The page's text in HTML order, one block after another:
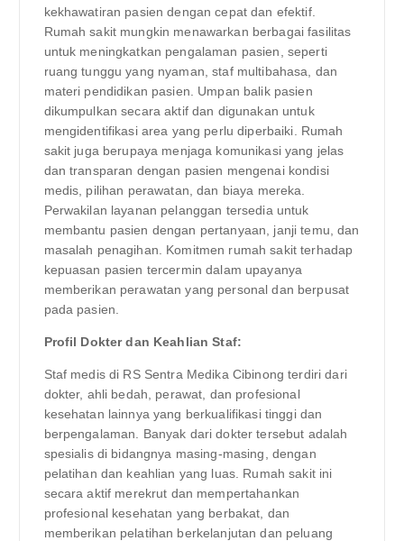
kekhawatiran pasien dengan cepat dan efektif.
Rumah sakit mungkin menawarkan berbagai fasilitas
untuk meningkatkan pengalaman pasien, seperti
ruang tunggu yang nyaman, staf multibahasa, dan
materi pendidikan pasien. Umpan balik pasien
dikumpulkan secara aktif dan digunakan untuk
mengidentifikasi area yang perlu diperbaiki. Rumah
sakit juga berupaya menjaga komunikasi yang jelas
dan transparan dengan pasien mengenai kondisi
medis, pilihan perawatan, dan biaya mereka.
Perwakilan layanan pelanggan tersedia untuk
membantu pasien dengan pertanyaan, janji temu, dan
masalah penagihan. Komitmen rumah sakit terhadap
kepuasan pasien tercermin dalam upayanya
memberikan perawatan yang personal dan berpusat
pada pasien.
Profil Dokter dan Keahlian Staf:
Staf medis di RS Sentra Medika Cibinong terdiri dari
dokter, ahli bedah, perawat, dan profesional
kesehatan lainnya yang berkualifikasi tinggi dan
berpengalaman. Banyak dari dokter tersebut adalah
spesialis di bidangnya masing-masing, dengan
pelatihan dan keahlian yang luas. Rumah sakit ini
secara aktif merekrut dan mempertahankan
profesional kesehatan yang berbakat, dan
memberikan pelatihan berkelanjutan dan peluang